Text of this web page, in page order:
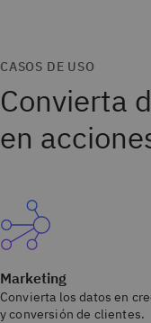
CASOS DE USO
Convierta
en
Marketing
Convierta los datos en
y conversión de clientes.